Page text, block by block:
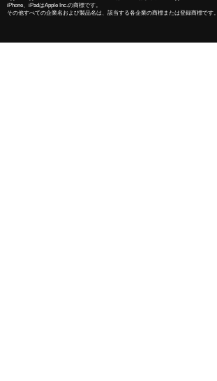
iPhone、iPadはApple Inc.の商標です。
その他すべての企業名および製品名は、該当する各企業の商標または登録商標です。